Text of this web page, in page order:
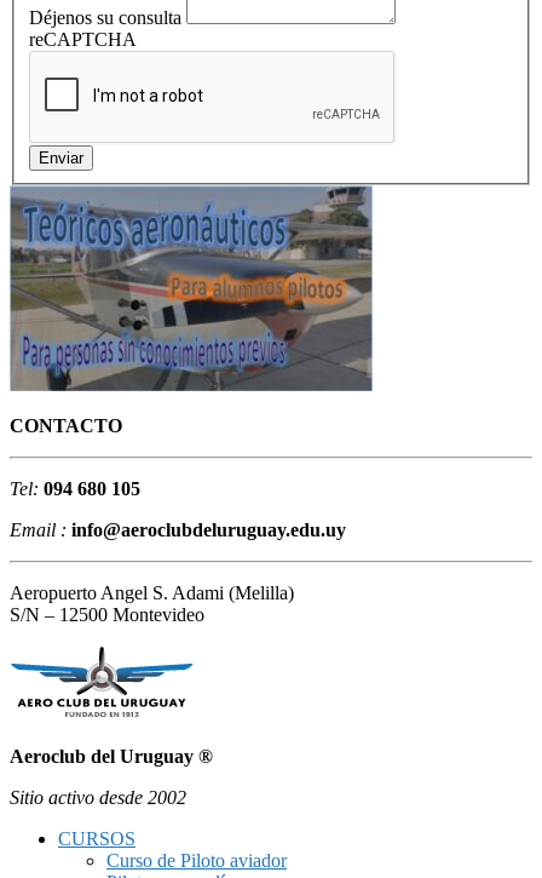
Déjenos su consulta
reCAPTCHA
Enviar
CONTACTO
Tel: 094 680 105
Email : info@aeroclubdeluruguay.edu.uy
Aeropuerto Angel S. Adami (Melilla)
S/N – 12500 Montevideo
Aeroclub del Uruguay ®
Sitio activo desde 2002
CURSOS
Curso de Piloto aviador